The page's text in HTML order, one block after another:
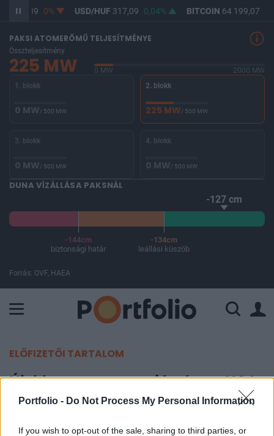
Portfolio - Do Not Process My Personal Information
If you wish to opt-out of the sale, sharing to third parties, or
365,39 0% USD/HUF317,09 0,04% BITCOIN64 199,07
PAKSI ATOMERŐMŰ TELJESÍTMÉNYE
Összteljesítmény
225 MW 0 MW
2000 MW
1. blokk
0 MW/ 500 MW
2. blokk
225 MW/ 500 MW
3. blokk
0 MW/ 500 MW
4. blokk
0 MW/ 500 MW
DUNA VÍZÁLLÁSA PAKSNÁL
-127 cm
-144cm
biztonsági határ
-134cm
leállási küszöb
Forrás: OVF, HAEA
ELŐFIZETŐI TARTALOM
Újabb gyenge nap elé néz az USA
2012. szeptember 18. 14:57